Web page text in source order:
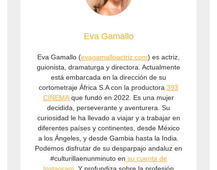
Eva Gamallo
Eva Gamallo (evagamalloactriz.com) es actriz,
guionista, dramaturga y directora. Actualmente
está embarcada en la dirección de su
cortometraje África S.A con la productora ⁠ 393
CINEMA⁠ que fundó en 2022. Es una mujer
decidida, perseverante y aventurera. Su
curiosidad le ha llevado a viajar y a trabajar en
diferentes países y continentes, desde México
a los Ángeles, y desde Gambia hasta la India.
Podemos disfrutar de su desparpajo andaluz en
#culturillaenunminuto en ⁠su cuenta de